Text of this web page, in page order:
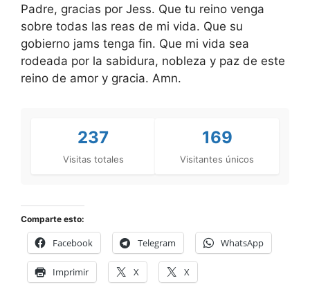
Padre, gracias por Jess. Que tu reino venga
sobre todas las reas de mi vida. Que su
gobierno jams tenga fin. Que mi vida sea
rodeada por la sabidura, nobleza y paz de este
reino de amor y gracia. Amn.
237
Visitas totales
169
Visitantes únicos
Comparte esto:
Facebook Telegram WhatsApp
Imprimir X X